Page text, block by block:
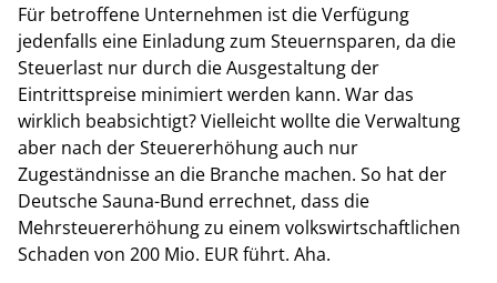
Für betroffene Unternehmen ist die Verfügung
jedenfalls eine Einladung zum Steuernsparen, da die
Steuerlast nur durch die Ausgestaltung der
Eintrittspreise minimiert werden kann. War das
wirklich beabsichtigt? Vielleicht wollte die Verwaltung
aber nach der Steuererhöhung auch nur
Zugeständnisse an die Branche machen. So hat der
Deutsche Sauna-Bund errechnet, dass die
Mehrsteuererhöhung zu einem volkswirtschaftlichen
Schaden von 200 Mio. EUR führt. Aha.